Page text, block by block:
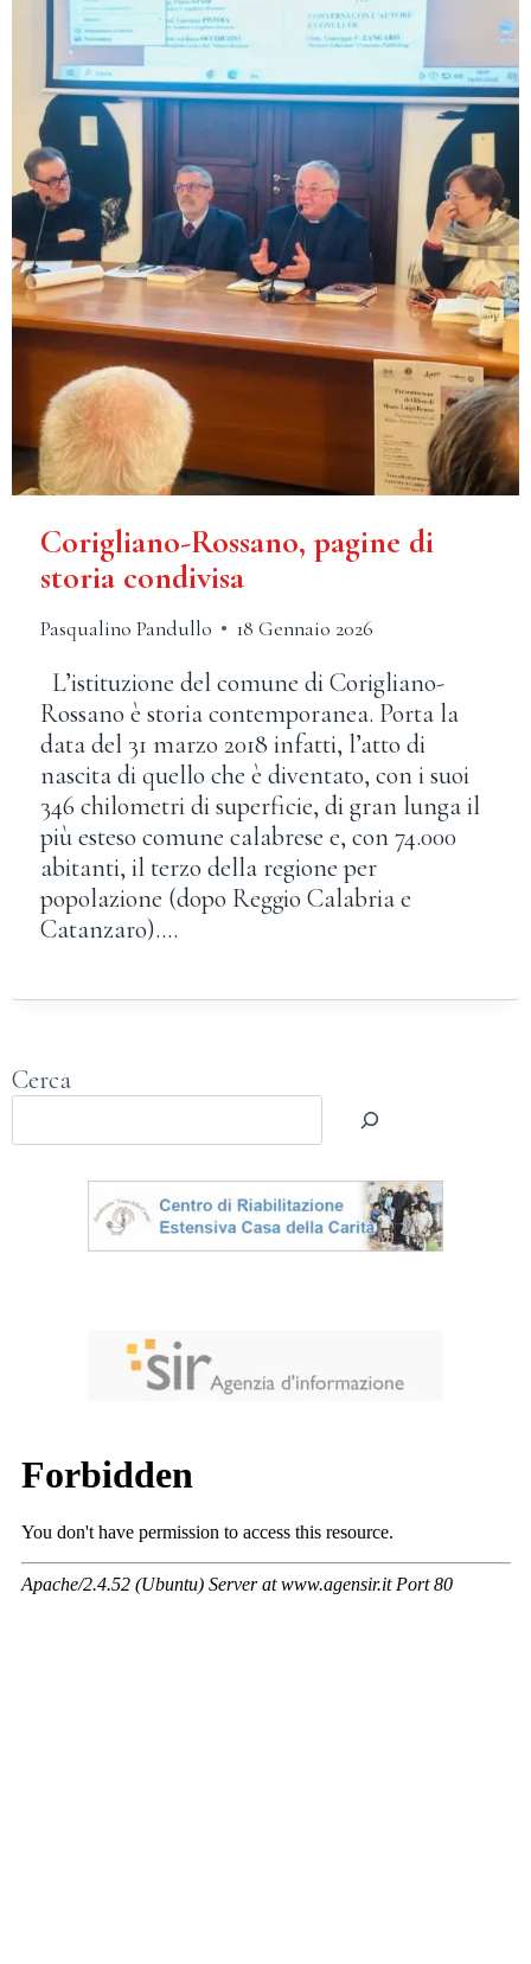
Corigliano-Rossano, pagine di
storia condivisa
Pasqualino Pandullo 18 Gennaio 2026
L’istituzione del comune di Corigliano-
Rossano è storia contemporanea. Porta la
data del 31 marzo 2018 infatti, l’atto di
nascita di quello che è diventato, con i suoi
346 chilometri di superficie, di gran lunga il
più esteso comune calabrese e, con 74.000
abitanti, il terzo della regione per
popolazione (dopo Reggio Calabria e
Catanzaro)….
Cerca